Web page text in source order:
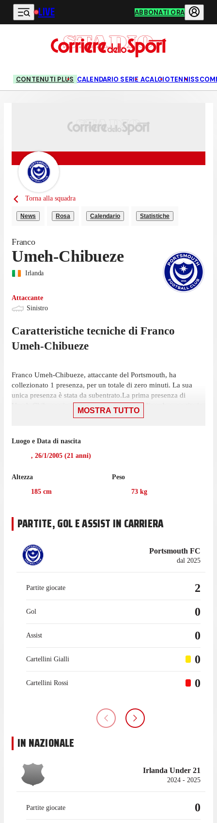
Vai al contenuto principale
LIVE ABBONATI ORA
CONTENUTI PLUS CALENDARIO SERIE ACALCIOTENNIS
Torna alla squadra
News Rosa Calendario Statistiche
Franco
Umeh-Chibueze
Irlanda
Attaccante
Sinistro
Caratteristiche tecniche di Franco
Umeh-Chibueze
Franco Umeh-Chibueze, attaccante del Portsmouth, ha
collezionato 1 presenza, per un totale di zero minuti. La sua
unica presenza è stata da subentrato.La prima presenza di
Umeh-Chibueze in campionato è stata il 29 dicembre, partita in
cui ha giocato solamente un minuto con la maglia del
Umeh-Chibueze non ha giocato nemmeno una partita di
Premier League nell'ultima stagione con il Crystal Palace.
settembre 2025, l'attaccante non ha collezionato alcuna
presenza in campionato con il Crystal Palace.
MOSTRA TUTTO
Luogo e Data di nascita
, 26/1/2005 (21 anni)
Altezza
185 cm
Peso
73 kg
PARTITE, GOL E ASSIST IN CARRIERA
Portsmouth FC
dal 2025
Partite giocate 2
Gol 0
Assist 0
Cartellini Gialli 0
Cartellini Rossi 0
IN NAZIONALE
Irlanda Under 21
2024 - 2025
Partite giocate 0